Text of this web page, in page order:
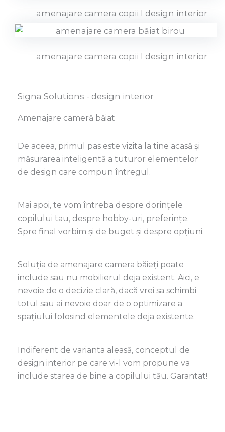
amenajare camera copii I design interior
amenajare camera copii I design interior
Signa Solutions - design interior
Amenajare cameră băiat
De aceea, primul pas este vizita la tine acasă și
măsurarea inteligentă a tuturor elementelor
de design care compun întregul.
Mai apoi, te vom întreba despre dorințele
copilului tau, despre hobby-uri, preferințe.
Spre final vorbim și de buget și despre opțiuni.
Soluția de amenajare camera băieți poate
include sau nu mobilierul deja existent. Aici, e
nevoie de o decizie clară, dacă vrei sa schimbi
totul sau ai nevoie doar de o optimizare a
spațiului folosind elementele deja existente.
Indiferent de varianta aleasă, conceptul de
design interior pe care vi-l vom propune va
include starea de bine a copilului tău. Garantat!